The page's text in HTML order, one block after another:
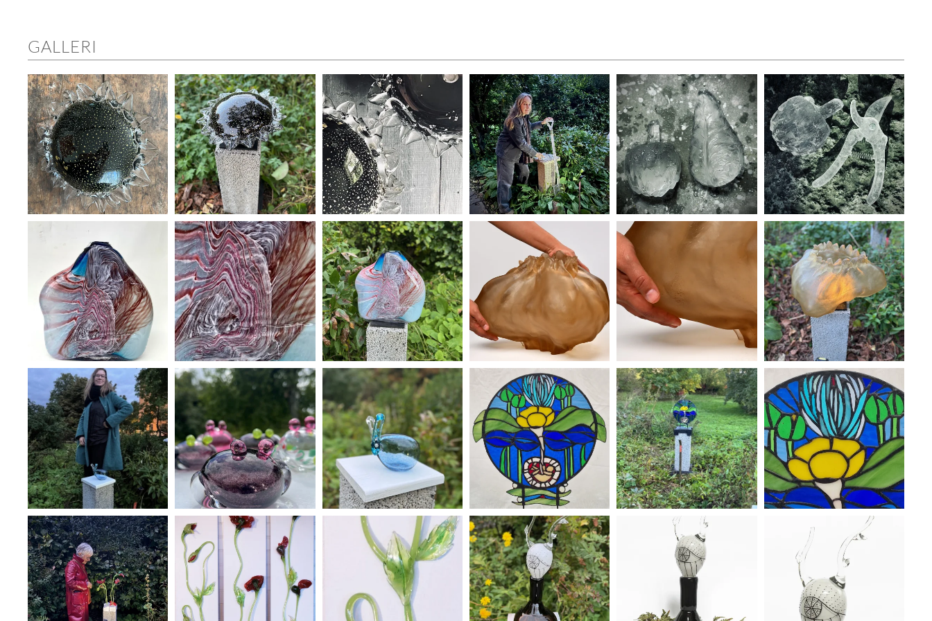
GALLERI
ÖPPNA GALLERI ÖPPNA GALLERI ÖPPNA GALLERI ÖPPNA GALLERI ÖPPNA GALLERI ÖPPNA GALLERI
ÖPPNA GALLERI ÖPPNA GALLERI ÖPPNA GALLERI ÖPPNA GALLERI ÖPPNA GALLERI ÖPPNA GALLERI
ÖPPNA GALLERI ÖPPNA GALLERI ÖPPNA GALLERI ÖPPNA GALLERI ÖPPNA GALLERI ÖPPNA GALLERI
ÖPPNA GALLERI ÖPPNA GALLERI ÖPPNA GALLERI ÖPPNA GALLERI ÖPPNA GALLERI ÖPPNA GALLERI